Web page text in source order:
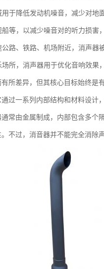
于降低发动机噪音，减少对地
等，以减少噪音对的听力损害
路、铁路、机场附近，消声器
所，消声器用于优化音响效果
所差异，但其核心目标始终是
过一系列内部结构和材料设计
常由金属制成，内部包含多个
不过，消音器并不能完全消除